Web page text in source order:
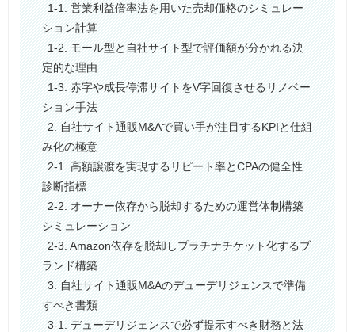
1-1. 営業利益倍率法を用いた売却価格のシミュレー
ション計算
1-2. モール型と自社サイト型で評価額が分かれる決
定的な理由
1-3. 赤字や成長停滞サイトをV字回復させるリノベー
ション手法
2. 自社サイト通販M&Aで買い手が注目するKPIと仕組
み化の極意
2-1. 高額譲渡を実現するリピート率とCPAの健全性
診断指標
2-2. オーナー依存から脱却するための運営体制構築
シミュレーション
2-3. Amazon依存を脱却しプラチナチケット化するブ
ランド構築
3. 自社サイト通販M&Aのデューデリジェンスで準備
すべき書類
3-1. デューデリジェンスで必ず提示すべき財務と法